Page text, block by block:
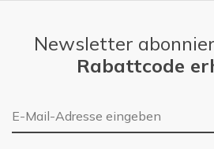
Newsletter
Rabattcode
E-Mail-Adresse